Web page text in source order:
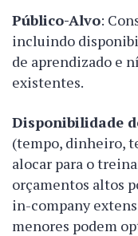
Público-Alvo:
incluindo
de aprendizado e
existentes.
Disponibilidade
(tempo, dinheiro,
alocar para o
orçamentos altos
in-company
menores podem